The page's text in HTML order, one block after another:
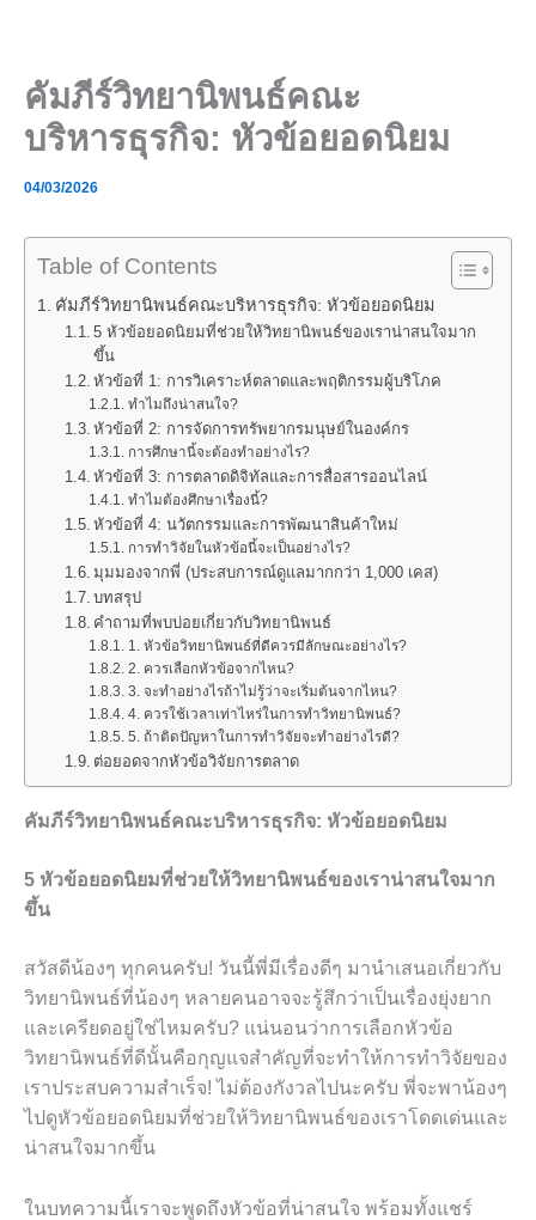
คัมภีร์วิทยานิพนธ์คณะ
บริหารธุรกิจ: หัวข้อยอดนิยม
04/03/2026
Table of Contents
คัมภีร์วิทยานิพนธ์คณะบริหารธุรกิจ: หัวข้อยอดนิยม
5 หัวข้อยอดนิยมที่ช่วยให้วิทยานิพนธ์ของเราน่าสนใจมาก
ขึ้น
หัวข้อที่ 1: การวิเคราะห์ตลาดและพฤติกรรมผู้บริโภค
ทำไมถึงน่าสนใจ?
หัวข้อที่ 2: การจัดการทรัพยากรมนุษย์ในองค์กร
การศึกษานี้จะต้องทำอย่างไร?
หัวข้อที่ 3: การตลาดดิจิทัลและการสื่อสารออนไลน์
ทำไมต้องศึกษาเรื่องนี้?
หัวข้อที่ 4: นวัตกรรมและการพัฒนาสินค้าใหม่
การทำวิจัยในหัวข้อนี้จะเป็นอย่างไร?
มุมมองจากพี่ (ประสบการณ์ดูแลมากกว่า 1,000 เคส)
บทสรุป
คำถามที่พบบ่อยเกี่ยวกับวิทยานิพนธ์
1. หัวข้อวิทยานิพนธ์ที่ดีควรมีลักษณะอย่างไร?
2. ควรเลือกหัวข้อจากไหน?
3. จะทำอย่างไรถ้าไม่รู้ว่าจะเริ่มต้นจากไหน?
4. ควรใช้เวลาเท่าไหร่ในการทำวิทยานิพนธ์?
5. ถ้าติดปัญหาในการทำวิจัยจะทำอย่างไรดี?
ต่อยอดจากหัวข้อวิจัยการตลาด
คัมภีร์วิทยานิพนธ์คณะบริหารธุรกิจ: หัวข้อยอดนิยม
5 หัวข้อยอดนิยมที่ช่วยให้วิทยานิพนธ์ของเราน่าสนใจมาก
ขึ้น
สวัสดีน้องๆ ทุกคนครับ! วันนี้พี่มีเรื่องดีๆ มานำเสนอเกี่ยวกับ
วิทยานิพนธ์ที่น้องๆ หลายคนอาจจะรู้สึกว่าเป็นเรื่องยุ่งยาก
และเครียดอยู่ใช่ไหมครับ? แน่นอนว่าการเลือกหัวข้อ
วิทยานิพนธ์ที่ดีนั้นคือกุญแจสำคัญที่จะทำให้การทำวิจัยของ
เราประสบความสำเร็จ! ไม่ต้องกังวลไปนะครับ พี่จะพาน้องๆ
ไปดูหัวข้อยอดนิยมที่ช่วยให้วิทยานิพนธ์ของเราโดดเด่นและ
น่าสนใจมากขึ้น
ในบทความนี้เราจะพูดถึงหัวข้อที่น่าสนใจ พร้อมทั้งแชร์